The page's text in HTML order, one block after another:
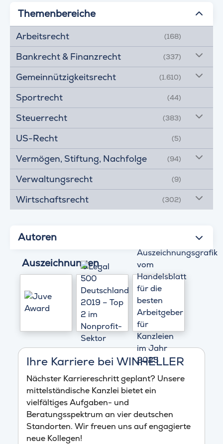
Themenbereiche
Arbeitsrecht (168)
Bankrecht & Finanzrecht (337)
Gemeinnützigkeitsrecht (1.610)
Sportrecht (44)
Steuerrecht (383)
US-Recht (5)
Vermögen, Stiftung, Nachfolge (94)
Verwaltungsrecht (9)
Wirtschaftsrecht (302)
Autoren
Auszeichnungen
Ihre Karriere bei WINHELLER
Nächster Karriereschritt geplant? Unsere
mittelständische Kanzlei bietet ein
vielfältiges Aufgaben- und
Beratungsspektrum an vier deutschen
Standorten. Wir freuen uns auf engagierte
neue Kollegen!